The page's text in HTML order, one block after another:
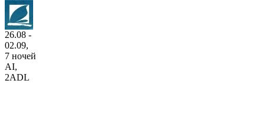
26.08 -
02.09,
7 ночей
AI,
2ADL